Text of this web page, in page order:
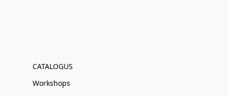
CATALOGUS
Workshops